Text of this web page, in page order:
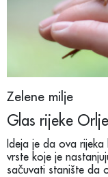
Zelene milje
Glas rijeke Orlje
Ideja je da ova rijeka
vrste koje je
sačuvati stanište da